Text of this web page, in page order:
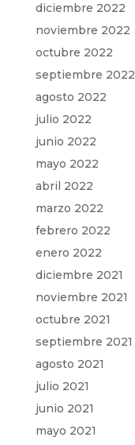
diciembre 2022
noviembre 2022
octubre 2022
septiembre 2022
agosto 2022
julio 2022
junio 2022
mayo 2022
abril 2022
marzo 2022
febrero 2022
enero 2022
diciembre 2021
noviembre 2021
octubre 2021
septiembre 2021
agosto 2021
julio 2021
junio 2021
mayo 2021